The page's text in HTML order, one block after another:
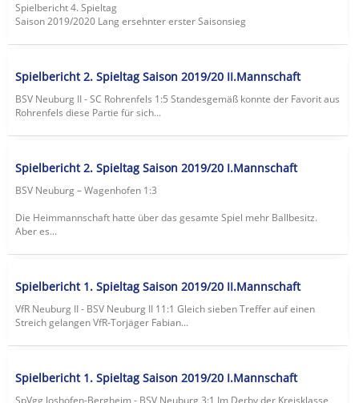
Spielbericht 4. Spieltag
Saison 2019/2020 Lang ersehnter erster Saisonsieg
Spielbericht 2. Spieltag Saison 2019/20 II.Mannschaft
BSV Neuburg II - SC Rohrenfels 1:5 Standesgemäß konnte der Favorit aus
Rohrenfels diese Partie für sich...
Spielbericht 2. Spieltag Saison 2019/20 I.Mannschaft
BSV Neuburg – Wagenhofen 1:3
Die Heimmannschaft hatte über das gesamte Spiel mehr Ballbesitz.
Aber es...
Spielbericht 1. Spieltag Saison 2019/20 II.Mannschaft
VfR Neuburg II - BSV Neuburg II 11:1 Gleich sieben Treffer auf einen
Streich gelangen VfR-Torjäger Fabian...
Spielbericht 1. Spieltag Saison 2019/20 I.Mannschaft